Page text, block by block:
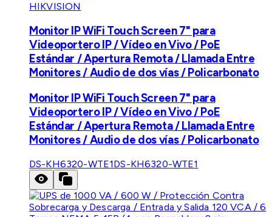
HIKVISION
Monitor IP WiFi Touch Screen 7" para
Videoportero IP / Vídeo en Vivo / PoE
Estándar / Apertura Remota / Llamada Entre
Monitores / Audio de dos vías / Policarbonato
Monitor IP WiFi Touch Screen 7" para
Videoportero IP / Vídeo en Vivo / PoE
Estándar / Apertura Remota / Llamada Entre
Monitores / Audio de dos vías / Policarbonato
DS-KH6320-WTE1DS-KH6320-WTE1